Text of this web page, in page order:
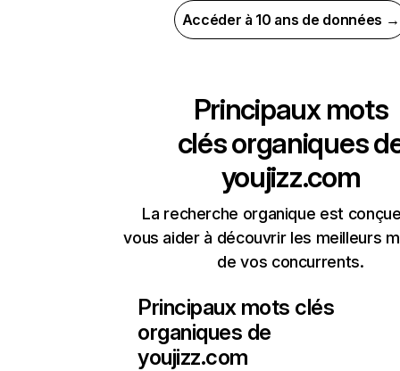
Accéder à 10 ans de données →
Principaux mots
clés organiques
youjizz.com
La recherche organique est
vous aider à découvrir les meilleurs
de vos concurrents.
Principaux mots clés
organiques de
youjizz.com